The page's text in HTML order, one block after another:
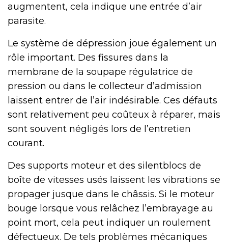
augmentent, cela indique une entrée d’air
parasite.
Le système de dépression joue également un
rôle important. Des fissures dans la
membrane de la soupape régulatrice de
pression ou dans le collecteur d’admission
laissent entrer de l’air indésirable. Ces défauts
sont relativement peu coûteux à réparer, mais
sont souvent négligés lors de l’entretien
courant.
Des supports moteur et des silentblocs de
boîte de vitesses usés laissent les vibrations se
propager jusque dans le châssis. Si le moteur
bouge lorsque vous relâchez l’embrayage au
point mort, cela peut indiquer un roulement
défectueux. De tels problèmes mécaniques